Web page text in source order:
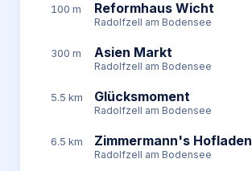
100 m Reformhaus Wicht
Radolfzell am Bodensee
300 m Asien Markt
Radolfzell am Bodensee
5.5 km Glücksmoment
Radolfzell am Bodensee
6.5 km Zimmermann's Hofladen
Radolfzell am Bodensee